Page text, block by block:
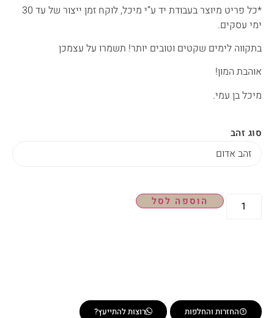
*כל פריט מיוצר בעבודת יד ע”י מיכל, לוקח זמן ייצור של עד 30
ימי עסקים.
בתקווה לימים שקטים וטובים יותר! תשמרו על עצמכן
אוהבת המון!
מיכל בן עמי.
סוג זהב
הוספה לסל
החזרות והחלפות רוצות להתייעץ?